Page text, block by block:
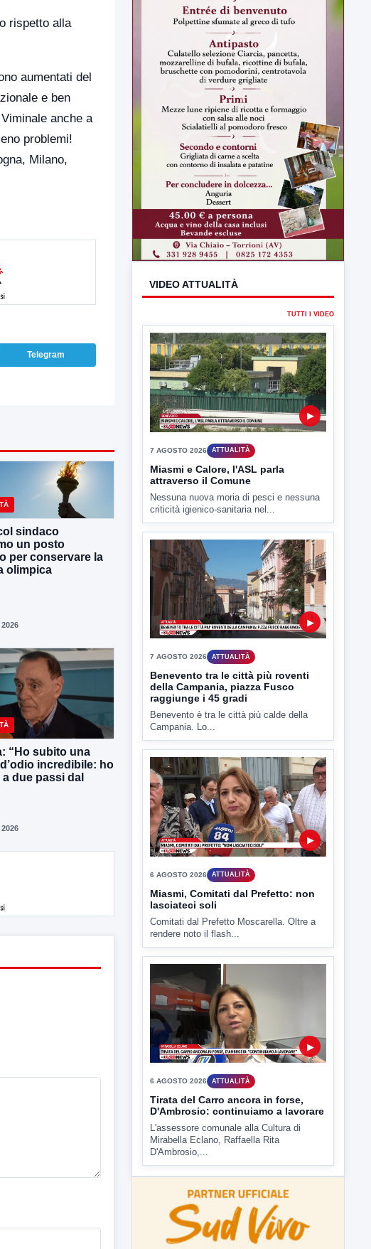
rispetto alla
aumentati del
e ben
anche a
problemi!
Milano,
Telegram
sindaco
un posto
per conservare la
olimpica
“Ho subito una
incredibile: ho
due passi dal
VIDEO ATTUALITÀ
TUTTI I VIDEO
▶
7 AGOSTO 2026 ATTUALITÀ
Miasmi e Calore, l'ASL parla
attraverso il Comune
Nessuna nuova moria di pesci e nessuna
criticità igienico-sanitaria nel...
▶
7 AGOSTO 2026 ATTUALITÀ
Benevento tra le città più roventi
della Campania, piazza Fusco
raggiunge i 45 gradi
Benevento è tra le città più calde della
Campania. Lo...
▶
6 AGOSTO 2026 ATTUALITÀ
Miasmi, Comitati dal Prefetto: non
lasciateci soli
Comitati dal Prefetto Moscarella. Oltre a
rendere noto il flash...
▶
6 AGOSTO 2026 ATTUALITÀ
Tirata del Carro ancora in forse,
D'Ambrosio: continuiamo a lavorare
L'assessore comunale alla Cultura di
Mirabella Eclano, Raffaella Rita
D'Ambrosio,...